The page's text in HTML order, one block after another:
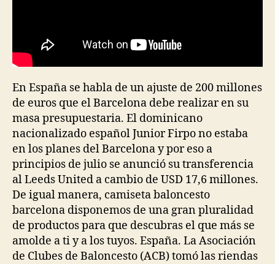
En España se habla de un ajuste de 200 millones
de euros que el Barcelona debe realizar en su
masa presupuestaria. El dominicano
nacionalizado español Junior Firpo no estaba
en los planes del Barcelona y por eso a
principios de julio se anunció su transferencia
al Leeds United a cambio de USD 17,6 millones.
De igual manera, camiseta baloncesto
barcelona disponemos de una gran pluralidad
de productos para que descubras el que más se
amolde a ti y a los tuyos. España. La Asociación
de Clubes de Baloncesto (ACB) tomó las riendas